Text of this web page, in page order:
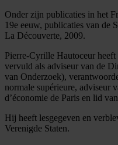
Onder zijn publicaties in het
19e eeuw, publicaties van de
La Découverte, 2009.
Pierre-Cyrille Hautoceur
vervuld als adviseur van de
van Onderzoek),
normale supérieure, adviseur
d’économie de Paris en lid
Hij heeft lesgegeven en
Verenigde Staten.